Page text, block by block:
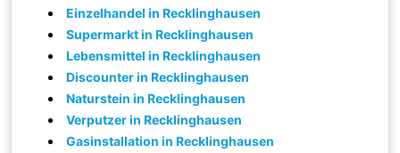
Einzelhandel in Recklinghausen
Supermarkt in Recklinghausen
Lebensmittel in Recklinghausen
Discounter in Recklinghausen
Naturstein in Recklinghausen
Verputzer in Recklinghausen
Gasinstallation in Recklinghausen